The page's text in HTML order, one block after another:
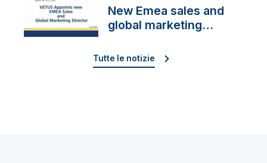
New Emea sales and
global marketing
Tutte le notizie